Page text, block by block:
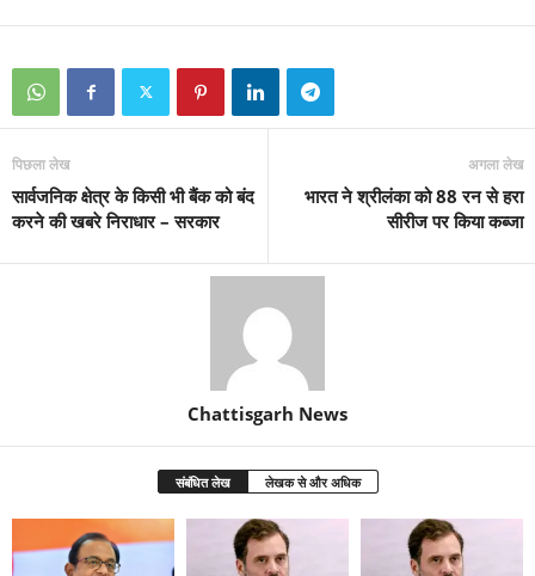
पिछला लेख
सार्वजनिक क्षेत्र के किसी भी बैंक को बंद
करने की खबरे निराधार – सरकार
अगला लेख
भारत ने श्रीलंका को 88 रन से हरा
सीरीज पर किया कब्जा
Chattisgarh News
संबंधित लेख लेखक से और अधिक